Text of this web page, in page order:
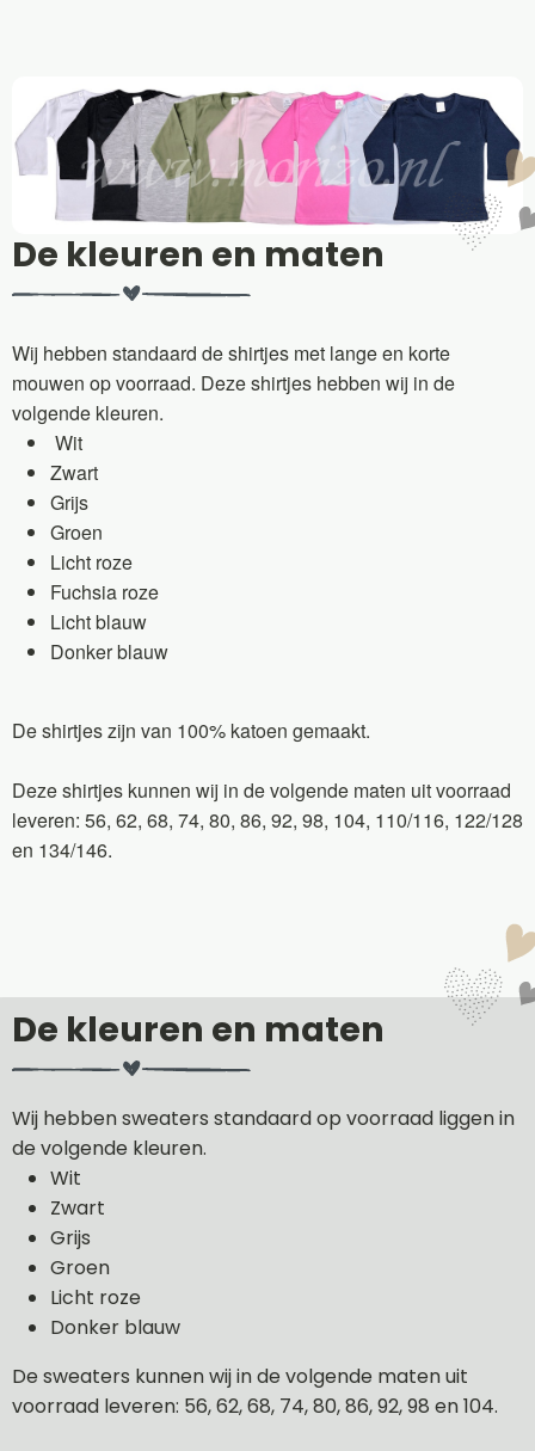
De kleuren en maten
Wij hebben standaard de shirtjes met lange en korte
mouwen op voorraad. Deze shirtjes hebben wij in de
volgende kleuren.
Wit
Zwart
Grijs
Groen
Licht roze
Fuchsia roze
Licht blauw
Donker blauw
De shirtjes zijn van 100% katoen gemaakt.
Deze shirtjes kunnen wij in de volgende maten uit voorraad
leveren: 56, 62, 68, 74, 80, 86, 92, 98, 104, 110/116, 122/128
en 134/146.
De kleuren en maten
Wij hebben sweaters standaard op voorraad liggen in
de volgende kleuren.
Wit
Zwart
Grijs
Groen
Licht roze
Donker blauw
De sweaters kunnen wij in de volgende maten uit
voorraad leveren: 56, 62, 68, 74, 80, 86, 92, 98 en 104.